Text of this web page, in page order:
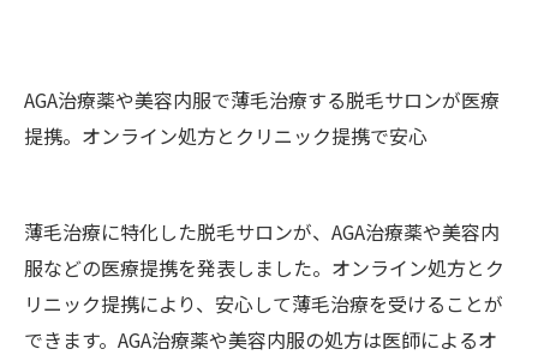
AGA治療薬や美容内服で薄毛治療する脱毛サロンが医療
提携。オンライン処方とクリニック提携で安心
薄毛治療に特化した脱毛サロンが、AGA治療薬や美容内
服などの医療提携を発表しました。オンライン処方とク
リニック提携により、安心して薄毛治療を受けることが
できます。AGA治療薬や美容内服の処方は医師によるオ